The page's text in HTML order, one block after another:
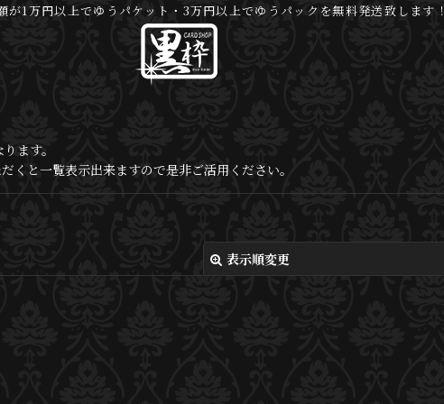
が1万円以上でゆうパケット・3万円以上でゆうパックを無料発送致します！
ます。
と一覧表示出来ますので是非ご活用ください。
表示順変更